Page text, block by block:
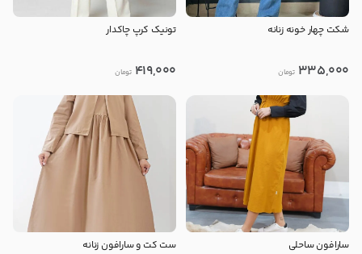
شکت چهار خونه زنانه
335,000 تومان
تونیک کرپ چاکدار
419,000 تومان
سارافون ساحلی ست کت و سارافون زنانه